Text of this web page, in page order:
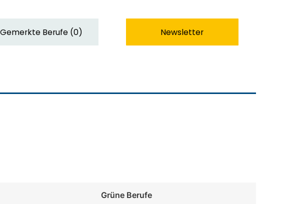
Gemerkte Berufe (0) Newsletter
Grüne Berufe